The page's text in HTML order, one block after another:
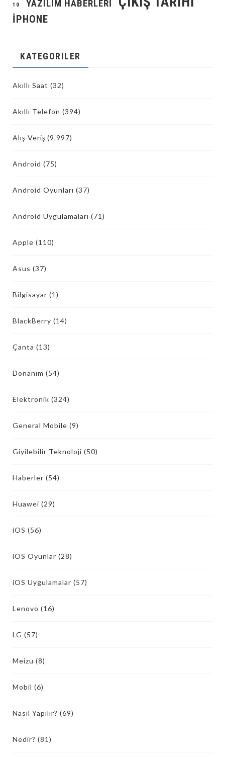
10 YAZILIM HABERLERI
İPHONE
KATEGORILER
Akıllı Saat (32)
Akıllı Telefon (394)
Alış-Veriş (9.997)
Android (75)
Android Oyunları (37)
Android Uygulamaları (71)
Apple (110)
Asus (37)
Bilgisayar (1)
BlackBerry (14)
Çanta (13)
Donanım (54)
Elektronik (324)
General Mobile (9)
Giyilebilir Teknoloji (50)
Haberler (54)
Huawei (29)
iOS (56)
iOS Oyunlar (28)
iOS Uygulamalar (57)
Lenovo (16)
LG (57)
Meizu (8)
Mobil (6)
Nasıl Yapılır? (69)
Nedir? (81)